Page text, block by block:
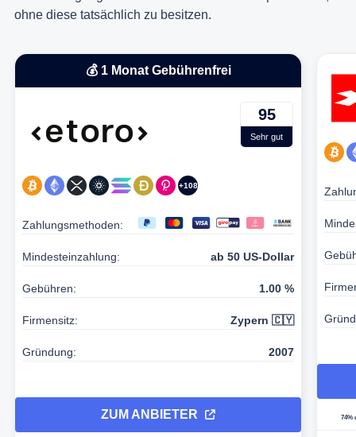
ohne diese tatsächlich zu besitzen.
💰 1 Monat Gebührenfrei
95
Sehr gut
+108
Zahlungsmethoden:
Mindesteinzahlung: ab 50 US-Dollar
Gebühren: 1.00 %
Firmensitz: Zypern 🇨🇾
Gründung: 2007
ZUM ANBIETER 74%